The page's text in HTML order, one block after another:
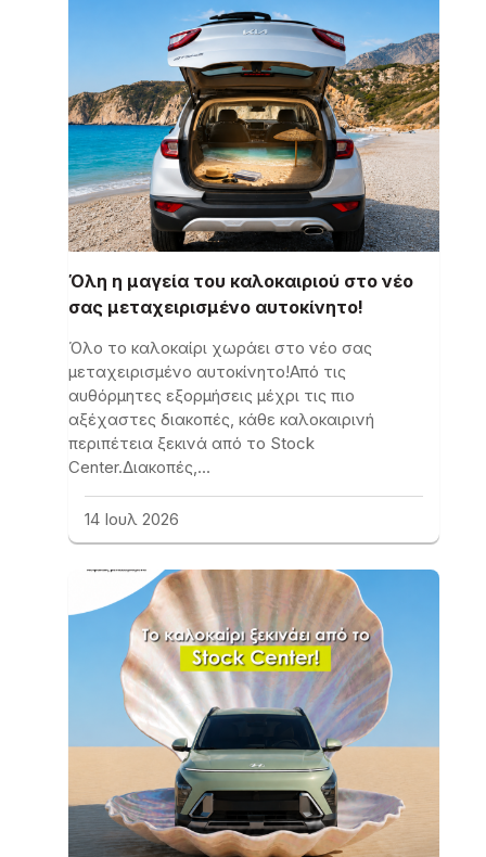
Όλη η μαγεία του καλοκαιριού στο νέο
σας μεταχειρισμένο αυτοκίνητο!
Όλο το καλοκαίρι χωράει στο νέο σας
μεταχειρισμένο αυτοκίνητο!Από τις
αυθόρμητες εξορμήσεις μέχρι τις πιο
αξέχαστες διακοπές, κάθε καλοκαιρινή
περιπέτεια ξεκινά από το Stock
Center.Διακοπές,…
14 Ιουλ 2026